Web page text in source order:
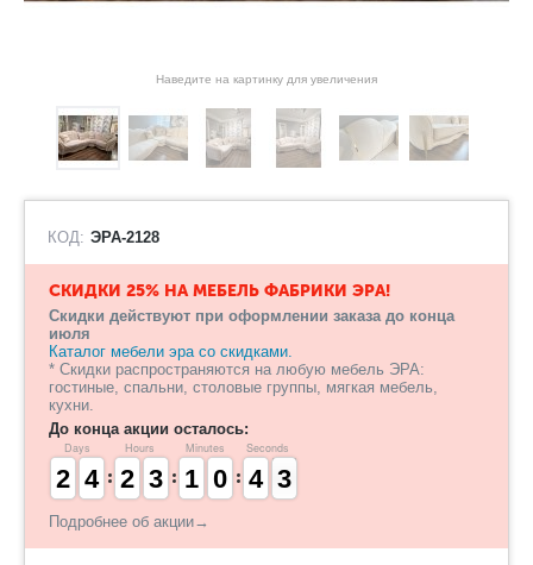
Наведите на картинку для увеличения
КОД: ЭРА-2128
СКИДКИ 25% НА МЕБЕЛЬ ФАБРИКИ ЭРА!
Скидки действуют при оформлении заказа до конца
июля
Каталог мебели эра со скидками.
* Скидки распространяются на любую мебель ЭРА:
гостиные, спальни, столовые группы, мягкая мебель,
кухни.
До конца акции осталось:
Days
1
1
2
2 3
3
4
4
Hours
1
1
2
2 2
2
3
3
Minutes
1
1
1
1 9
9
0
0
Seconds
3
3
4
4 3
2
2
Подробнее об акции→